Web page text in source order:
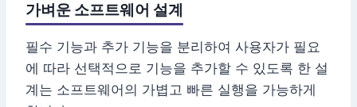
가벼운 소프트웨어 설계
필수 기능과 추가 기능을 분리하여 사용자가 필요
에 따라 선택적으로 기능을 추가할 수 있도록 한 설
계는 소프트웨어의 가볍고 빠른 실행을 가능하게